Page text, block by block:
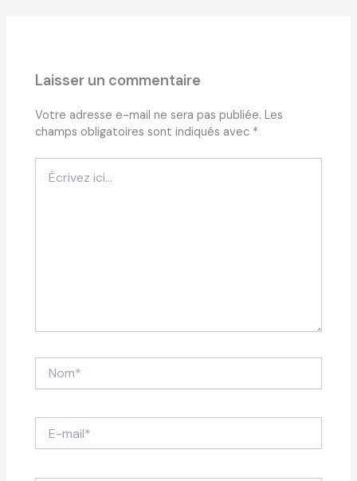
Laisser un commentaire
Votre adresse e-mail ne sera pas publiée. Les
champs obligatoires sont indiqués avec *
ici…
mail*